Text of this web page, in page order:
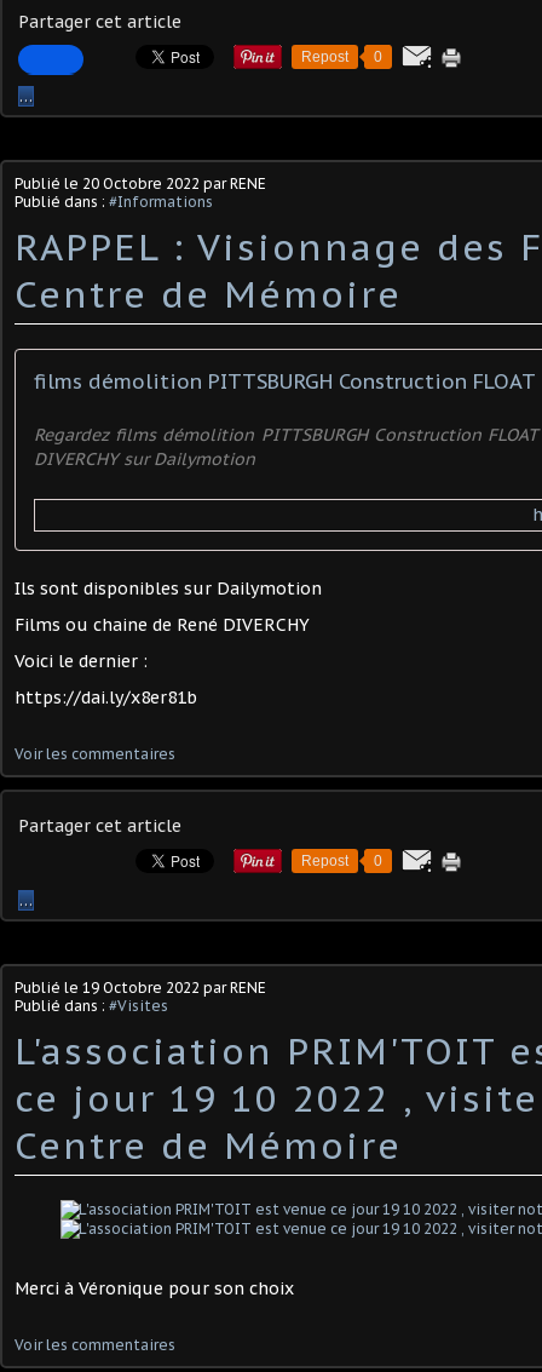
Partager cet article
Repost 0
…
Publié le 20 Octobre 2022 par RENE
Publié dans : #Informations
RAPPEL : Visionnage des
Centre de Mémoire
films démolition PITTSBURGH Construction FLOAT
Regardez films démolition PITTSBURGH Construction
DIVERCHY sur Dailymotion
Ils sont disponibles sur Dailymotion
Films ou chaine de René DIVERCHY
Voici le dernier :
https://dai.ly/x8er81b
Voir les commentaires
Partager cet article
Repost 0
…
Publié le 19 Octobre 2022 par RENE
Publié dans : #Visites
L'association PRIM'TOIT
ce jour 19 10 2022 ,
Centre de Mémoire
Merci à Véronique pour son choix
Voir les commentaires